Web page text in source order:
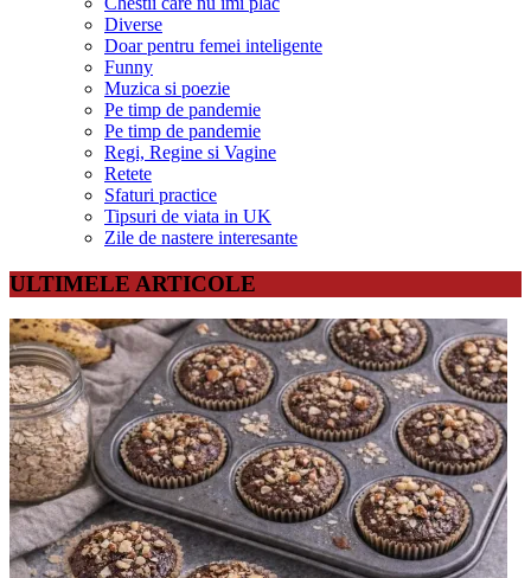
Diverse
Doar pentru femei inteligente
Funny
Muzica si poezie
Pe timp de pandemie
Pe timp de pandemie
Regi, Regine si Vagine
Retete
Sfaturi practice
Tipsuri de viata in UK
Zile de nastere interesante
ULTIMELE ARTICOLE